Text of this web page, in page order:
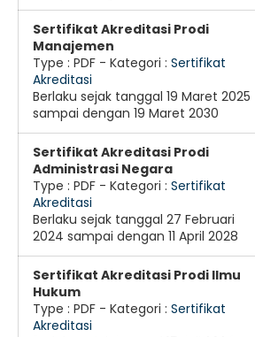
Sertifikat Akreditasi Prodi
Manajemen
Type : PDF - Kategori : Sertifikat
Akreditasi
Berlaku sejak tanggal 19 Maret 2025
sampai dengan 19 Maret 2030
Sertifikat Akreditasi Prodi
Administrasi Negara
Type : PDF - Kategori : Sertifikat
Akreditasi
Berlaku sejak tanggal 27 Februari
2024 sampai dengan 11 April 2028
Sertifikat Akreditasi Prodi Ilmu
Hukum
Type : PDF - Kategori : Sertifikat
Akreditasi